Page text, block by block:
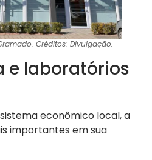
Créditos: Divulgação.
e laboratórios
econômico local, a
importantes em sua